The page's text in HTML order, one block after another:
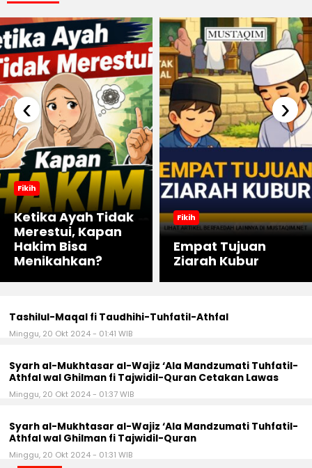
Fikih
Ketika Ayah Tidak
Merestui, Kapan
Hakim Bisa
Menikahkan?
Fikih
Empat Tujuan
Ziarah Kubur
‹ ›
Tashilul-Maqal fi Taudhihi-Tuhfatil-Athfal
Minggu, 20 Okt 2024 - 01:41 WIB
Syarh al-Mukhtasar al-Wajiz ‘Ala Mandzumati Tuhfatil-
Athfal wal Ghilman fi Tajwidil-Quran Cetakan Lawas
Minggu, 20 Okt 2024 - 01:37 WIB
Syarh al-Mukhtasar al-Wajiz ‘Ala Mandzumati Tuhfatil-
Athfal wal Ghilman fi Tajwidil-Quran
Minggu, 20 Okt 2024 - 01:31 WIB